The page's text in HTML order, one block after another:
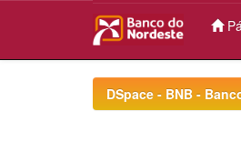
DSpace - BNB -